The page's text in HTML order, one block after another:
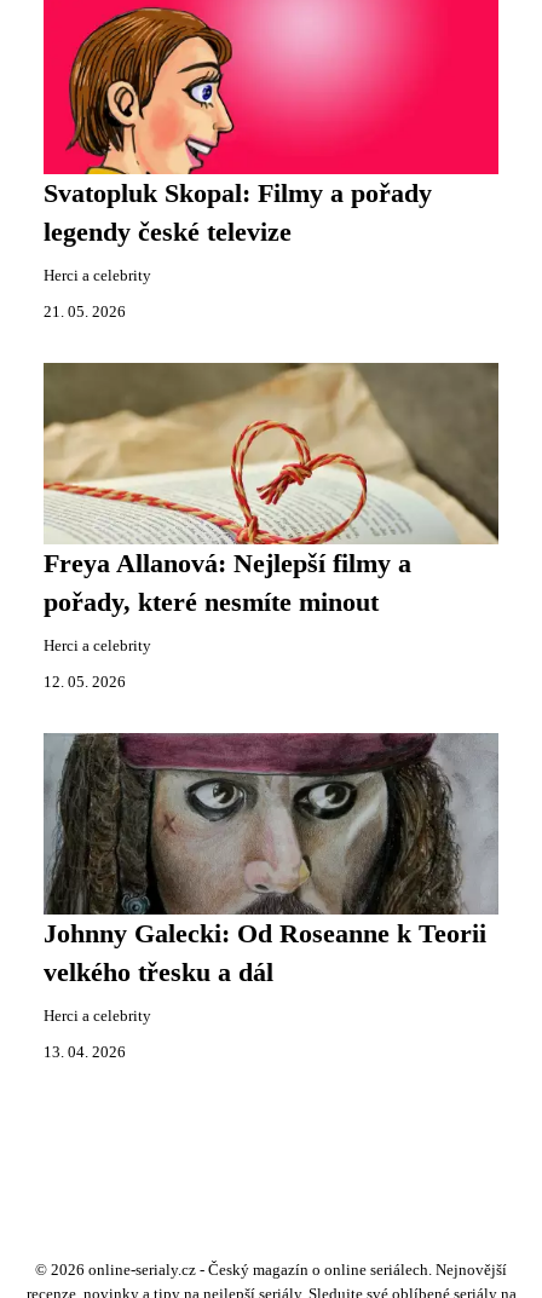
Svatopluk Skopal: Filmy a pořady
legendy české televize
Herci a celebrity
21. 05. 2026
Freya Allanová: Nejlepší filmy a
pořady, které nesmíte minout
Herci a celebrity
12. 05. 2026
Johnny Galecki: Od Roseanne k Teorii
velkého třesku a dál
Herci a celebrity
13. 04. 2026
© 2026 online-serialy.cz - Český magazín o online seriálech. Nejnovější
recenze, novinky a tipy na nejlepší seriály. Sledujte své oblíbené seriály na